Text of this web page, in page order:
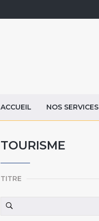
ACCUEIL NOS SERVICES
TOURISME
TITRE